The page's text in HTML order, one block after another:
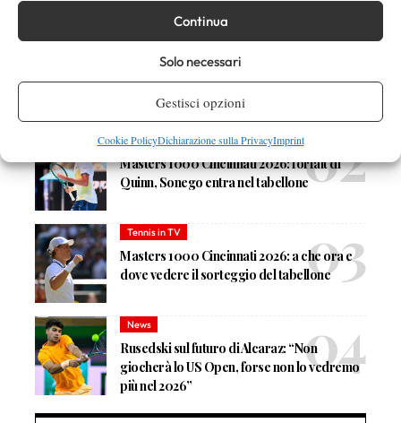
Continua
Solo necessari
Gestisci opzioni
Cookie PolicyDichiarazione sulla PrivacyImprint
DI TENDENZA
Masters 1000 Montreal 2026:
News
Masters 1000 Cincinnati 2026: forfait di
Quinn, Sonego entra nel tabellone
Tennis in TV
Masters 1000 Cincinnati 2026: a che ora e
dove vedere il sorteggio del tabellone
News
Rusedski sul futuro di Alcaraz: “Non
giocherà lo US Open, forse non lo vedremo
più nel 2026”